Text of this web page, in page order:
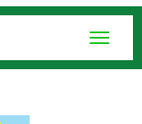
Toggle